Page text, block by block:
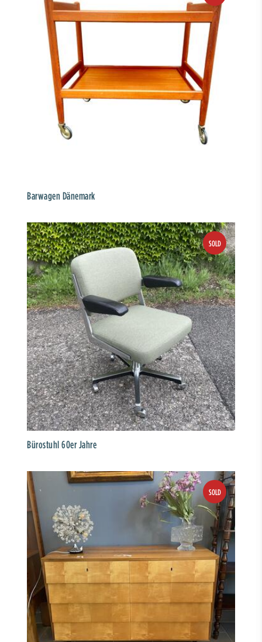
Barwagen Dänemark
Bürostuhl 60er Jahre